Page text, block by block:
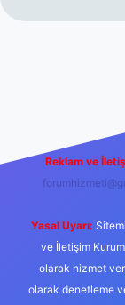
Reklam ve
Yasal Uyarı:
ve İletişim
olarak hizmet
olarak denetleme